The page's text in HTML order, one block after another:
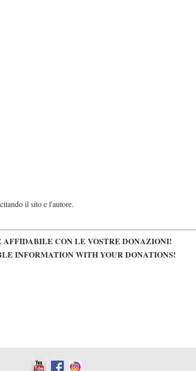
il sito e l'autore.
CON LE VOSTRE DONAZIONI!
INFORMATION WITH YOUR DONATIONS!